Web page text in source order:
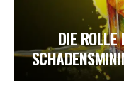
DIE ROLLE